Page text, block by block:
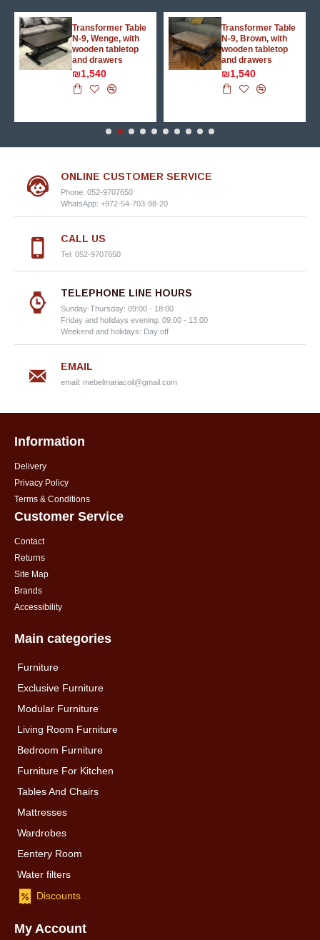
Transformer Table
N-9, Brown, with
wooden tabletop
and drawers
₪1,540
Transformer Table
N-9, White, with
glass tabletop and
drawers
₪1,540
ONLINE CUSTOMER SERVICE
Phone: 052-9707650
WhatsApp: +972-54-703-98-20
CALL US
Tel: 052-9707650
TELEPHONE LINE HOURS
Sunday-Thursday: 09:00 - 18:00
Friday and holidays evening: 09:00 - 13:00
Weekend and holidays: Day off
EMAIL
email: mebelmariacoil@gmail.com
Information
Delivery
Privacy Policy
Terms & Conditions
Customer Service
Contact
Returns
Site Map
Brands
Accessibility
Main categories
Furniture
Exclusive Furniture
Modular Furniture
Living Room Furniture
Bedroom Furniture
Furniture For Kitchen
Tables And Chairs
Mattresses
Wardrobes
Eentery Room
Water filters
Discounts
My Account